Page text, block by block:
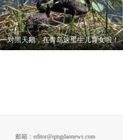
一对黑天鹅，在青岛这里生儿育女啦！
邮箱：editor@qingdaonews.com